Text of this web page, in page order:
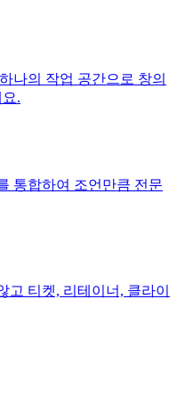
나의 작업 공간으로 창의
.
통합하여 조언만큼 전문
고 티켓, 리테이너, 클라이